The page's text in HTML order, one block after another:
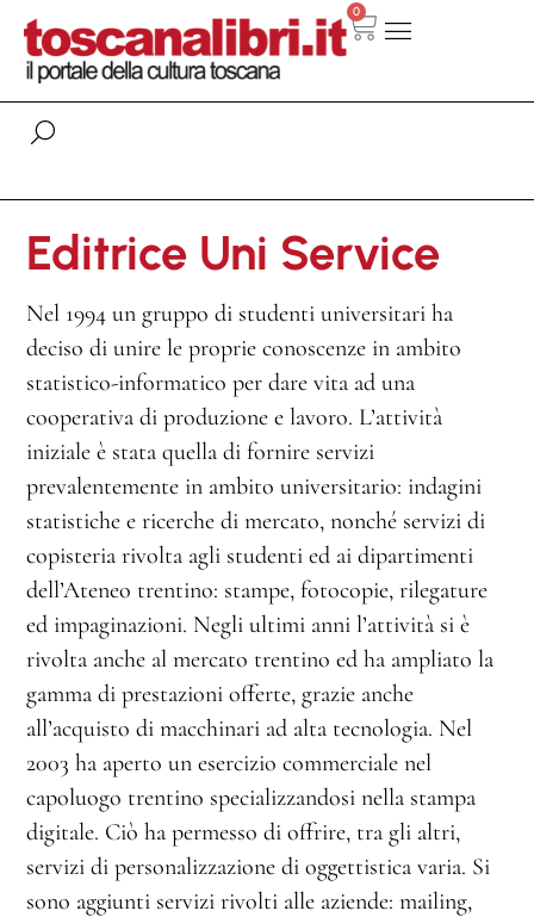
0
Editrice Uni Service
Nel 1994 un gruppo di studenti universitari ha
deciso di unire le proprie conoscenze in ambito
statistico-informatico per dare vita ad una
cooperativa di produzione e lavoro. L’attività
iniziale è stata quella di fornire servizi
prevalentemente in ambito universitario: indagini
statistiche e ricerche di mercato, nonché servizi di
copisteria rivolta agli studenti ed ai dipartimenti
dell’Ateneo trentino: stampe, fotocopie, rilegature
ed impaginazioni. Negli ultimi anni l’attività si è
rivolta anche al mercato trentino ed ha ampliato la
gamma di prestazioni offerte, grazie anche
all’acquisto di macchinari ad alta tecnologia. Nel
2003 ha aperto un esercizio commerciale nel
capoluogo trentino specializzandosi nella stampa
digitale. Ciò ha permesso di offrire, tra gli altri,
servizi di personalizzazione di oggettistica varia. Si
sono aggiunti servizi rivolti alle aziende: mailing,